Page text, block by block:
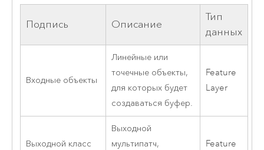
Подпись Описание
Тип
данных
Входные объекты
Линейные или
точечные объекты,
для которых будет
создаваться буфер.
Feature
Layer
Выходной класс
Выходной
мультипатч,
Feature